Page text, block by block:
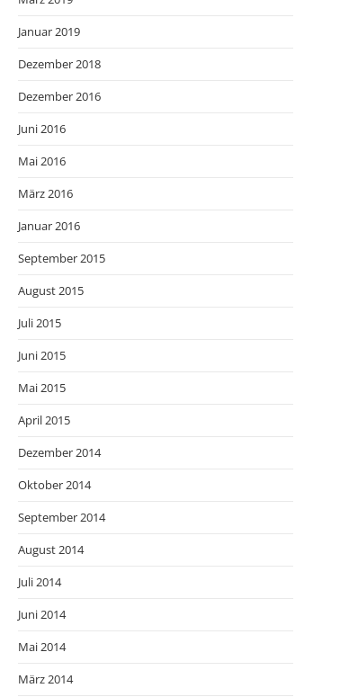
Januar 2019
Dezember 2018
Dezember 2016
Juni 2016
Mai 2016
März 2016
Januar 2016
September 2015
August 2015
Juli 2015
Juni 2015
Mai 2015
April 2015
Dezember 2014
Oktober 2014
September 2014
August 2014
Juli 2014
Juni 2014
Mai 2014
März 2014